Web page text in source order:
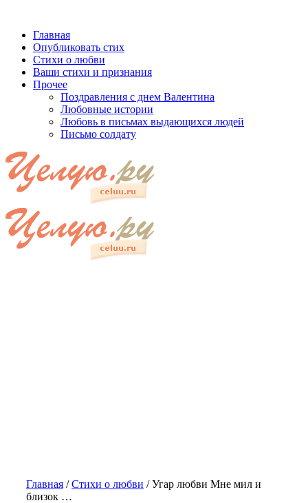
Главная
Опубликовать стих
Стихи о любви
Ваши стихи и признания
Прочее
Поздравления с днем Валентина
Любовные истории
Любовь в письмах выдающихся людей
Письмо солдату
Главная /Стихи о любви /Угар любви Мне мил и
близок …